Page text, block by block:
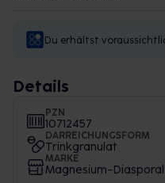
Du erhältst
Details
PZN
10712457
DARREICHUNGSFORM
Trinkgranulat
MARKE
Magnesium-